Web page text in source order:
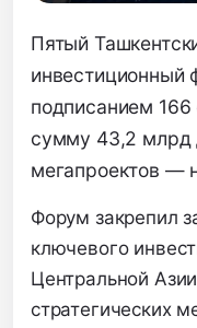
Пятый
инвестиционный
подписанием
сумму 43,2 млрд
мегапроектов —
Форум закрепил
ключевого
Центральной
стратегических